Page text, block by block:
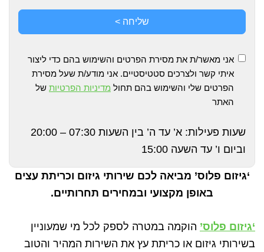
שליחה >
אני מאשר/ת את מסירת הפרטים והשימוש בהם כדי ליצור
איתי קשר ולצרכים סטטיסטיים. אני מודע/ת שעל מסירת
הפרטים שלי והשימוש בהם תחול מדיניות הפרטיות של
האתר
שעות פעילות: א’ עד ה’ בין השעות 07:30 – 20:00
וביום ו’ עד השעה 15:00
‘גיזום פלוס’ מביאה לכם שירותי גיזום וכריתת עצים
באופן מקצועי ובמחירים תחרותיים.
‘גיזום פלוס’ הוקמה במטרה לספק לכל מי שמעוניין
בשירותי גיזום או כריתת עץ את השירות המהיר והטוב